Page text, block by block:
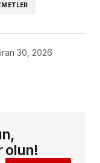
30, 2026
olun!